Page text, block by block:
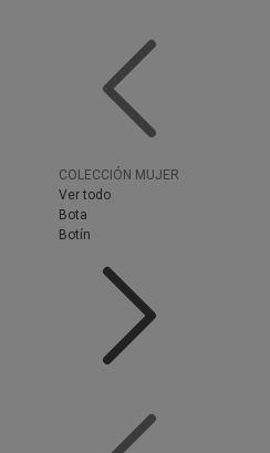
COLECCIÓN MUJER
Ver todo
Bota
Botín